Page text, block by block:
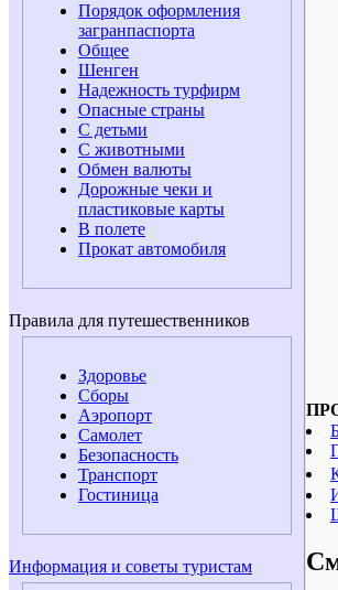
Порядок оформления
загранпаспорта
Общее
Шенген
Надежность турфирм
Опасные страны
С детьми
С животными
Обмен валюты
Дорожные чеки и
пластиковые карты
В полете
Прокат автомобиля
Правила для путешественников
Здоровье
Сборы
Аэропорт
Самолет
Безопасность
Транспорт
Гостиница
Информация и советы туристам